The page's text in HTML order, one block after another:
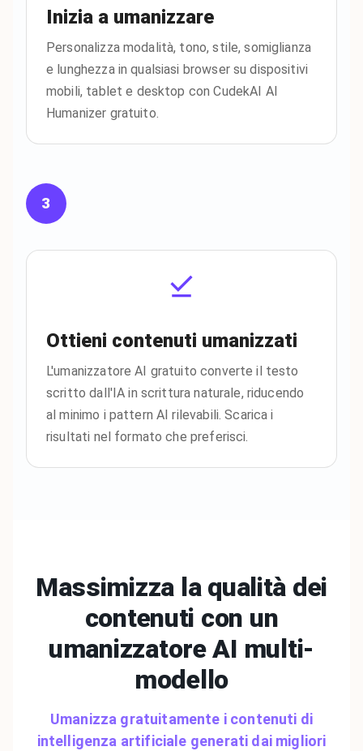
Inizia a umanizzare
Personalizza modalità, tono, stile, somiglianza
e lunghezza in qualsiasi browser su dispositivi
mobili, tablet e desktop con CudekAI AI
Humanizer gratuito.
3
Ottieni contenuti umanizzati
L'umanizzatore AI gratuito converte il testo
scritto dall'IA in scrittura naturale, riducendo
al minimo i pattern AI rilevabili. Scarica i
risultati nel formato che preferisci.
Massimizza la qualità dei
contenuti con un
umanizzatore AI multi-
modello
Umanizza gratuitamente i contenuti di
intelligenza artificiale generati dai migliori